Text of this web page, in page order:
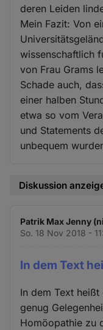
deren Leiden
Mein Fazit: Von
wissenschaftlich
von Frau Grams
Schade auch,
einer halben
etwa so vom
und Statements
unbequem
Diskussion
Patrik Max Jenny
So. 18 Nov 2018 -
In dem Text
In dem Text
genug
Homöopathie zu